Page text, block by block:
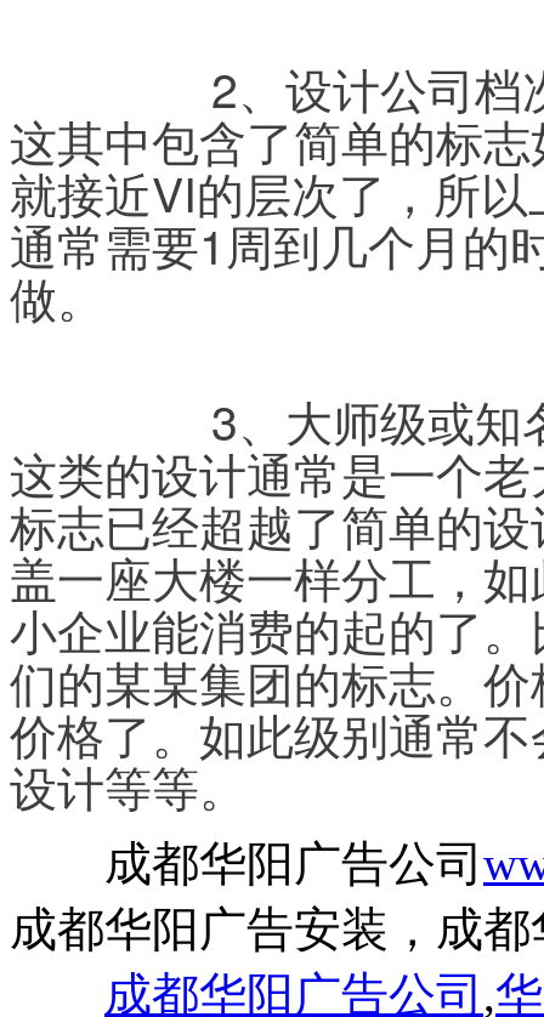
这其中包含了简单的标
就接近VI的层次了，所
通常需要1周到几个月的
做。
这类的设计通常是一个
标志已经超越了简单的
盖一座大楼一样分工，
小企业能消费的起的了
们的某某集团的标志。
价格了。如此级别通常
设计等等。
成都华阳广告公司
成都华阳广告安装，成
成都华阳广告公司 ,